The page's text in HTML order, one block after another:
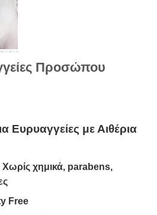
Προσώπου
με Αιθέρια
χημικά, parabens,
Free